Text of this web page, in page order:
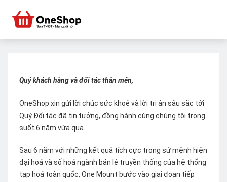
Quý khách hàng và đối tác thân mến,
OneShop xin gửi lời chúc sức khoẻ và lời tri ân sâu sắc tới
Quý Đối tác đã tin tưởng, đồng hành cùng chúng tôi trong
suốt 6 năm vừa qua.
Sau 6 năm với những kết quả tích cực trong sứ mệnh hiện
đại hoá và số hoá ngành bán lẻ truyền thống của hệ thống
tạp hoá toàn quốc, One Mount bước vào giai đoạn tiếp